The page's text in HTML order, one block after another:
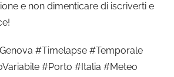
e non dimenticare di iscriverti e
#Timelapse #Temporale
#Porto #Italia #Meteo